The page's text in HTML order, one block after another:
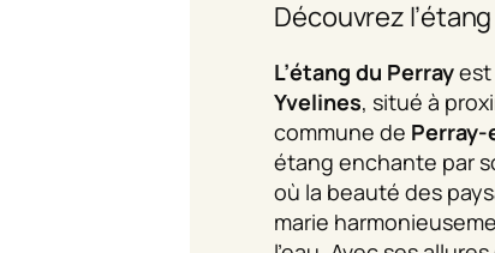
Découvrez
L’étang du Perrayest
Yvelines, situé à
commune de Perray-
étang enchante par
où la beauté des
marie